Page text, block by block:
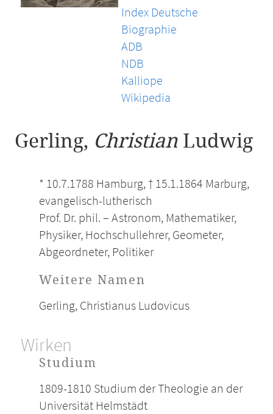
Index Deutsche
Biographie
ADB
NDB
Kalliope
Wikipedia
Gerling, Christian Ludwig
* 10.7.1788 Hamburg, † 15.1.1864 Marburg,
evangelisch-lutherisch
Prof. Dr. phil. – Astronom, Mathematiker,
Physiker, Hochschullehrer, Geometer,
Abgeordneter, Politiker
Weitere Namen
Gerling, Christianus Ludovicus
Wirken
Studium
1809-1810 Studium der Theologie an der
Universität Helmstädt